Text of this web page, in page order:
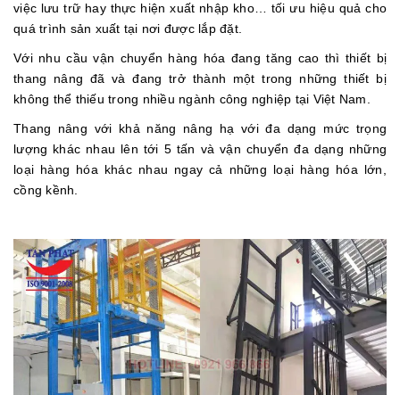
việc lưu trữ hay thực hiện xuất nhập kho… tối ưu hiệu quả cho
quá trình sản xuất tại nơi được lắp đặt.
Với nhu cầu vận chuyển hàng hóa đang tăng cao thì thiết bị
thang nâng đã và đang trở thành một trong những thiết bị
không thể thiếu trong nhiều ngành công nghiệp tại Việt Nam.
Thang nâng với khả năng nâng hạ với đa dạng mức trọng
lượng khác nhau lên tới 5 tấn và vận chuyển đa dạng những
loại hàng hóa khác nhau ngay cả những loại hàng hóa lớn,
cồng kềnh.